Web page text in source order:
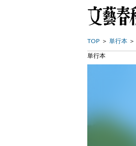
TOP 単行本
単行本